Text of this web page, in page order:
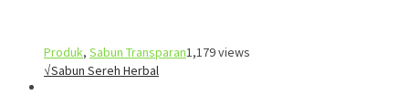
Produk, Sabun Transparan1,179 views
√Sabun Sereh Herbal